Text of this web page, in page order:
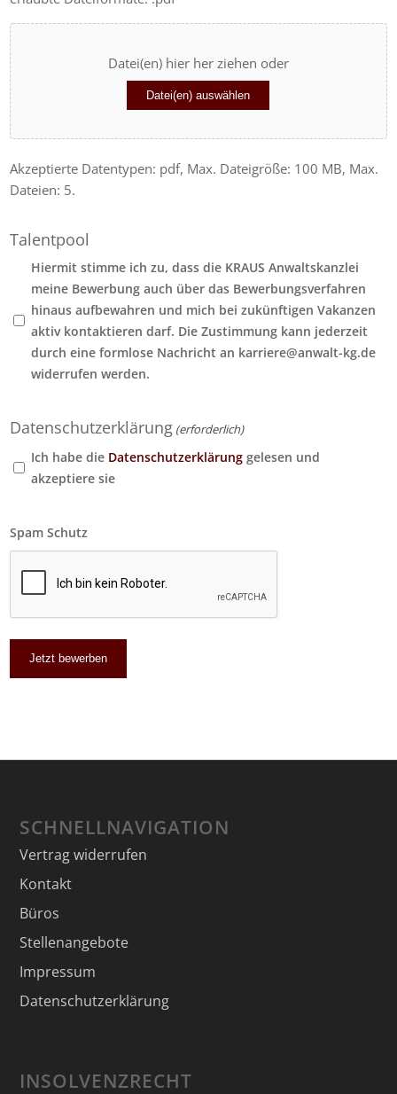
Datei(en) hier her ziehen oder
Datei(en) auswählen
Akzeptierte Datentypen: pdf, Max. Dateigröße: 100 MB, Max.
Dateien: 5.
Talentpool
Hiermit stimme ich zu, dass die KRAUS Anwaltskanzlei
meine Bewerbung auch über das Bewerbungsverfahren
hinaus aufbewahren und mich bei zukünftigen Vakanzen
aktiv kontaktieren darf. Die Zustimmung kann jederzeit
durch eine formlose Nachricht an karriere@anwalt-kg.de
widerrufen werden.
Datenschutzerklärung (erforderlich)
Ich habe die Datenschutzerklärung gelesen und
akzeptiere sie
Spam Schutz
SCHNELLNAVIGATION
Vertrag widerrufen
Kontakt
Büros
Stellenangebote
Impressum
Datenschutzerklärung
INSOLVENZRECHT